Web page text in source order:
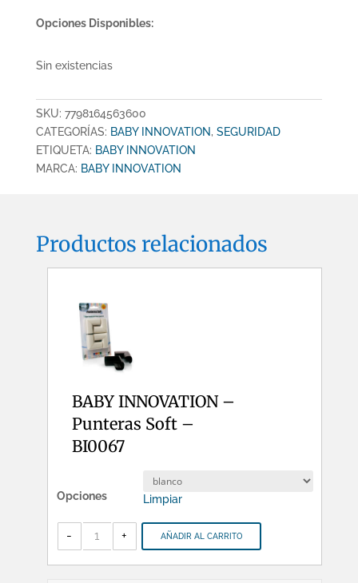
Opciones Disponibles:
Sin existencias
SKU: 7798164563600
CATEGORÍAS: BABY INNOVATION, SEGURIDAD
ETIQUETA: BABY INNOVATION
MARCA: BABY INNOVATION
Productos relacionados
BABY INNOVATION –
Punteras Soft –
BI0067
Opciones Limpiar
-
BABY
INNOVATION
BI0067
+ AÑADIR AL CARRITO